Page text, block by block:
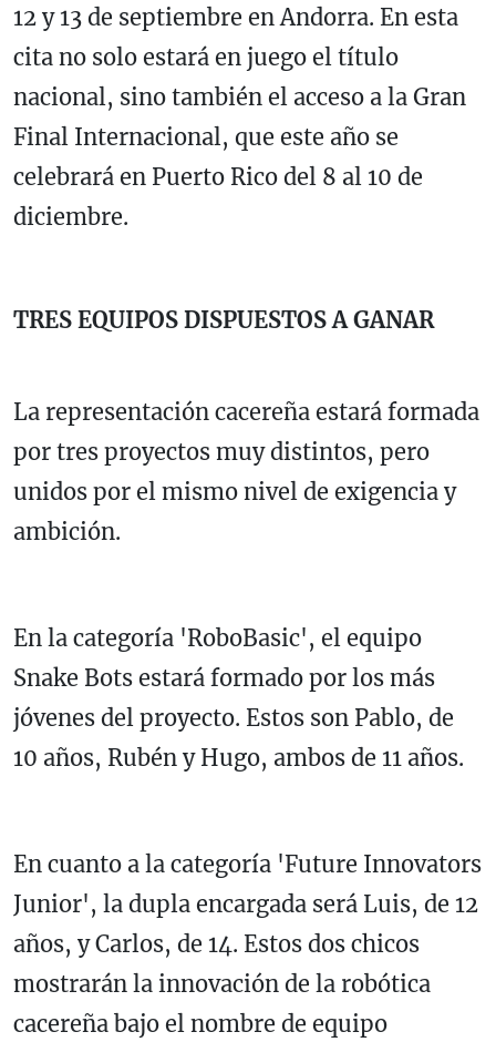
12 y 13 de septiembre en Andorra. En esta
cita no solo estará en juego el título
nacional, sino también el acceso a la Gran
Final Internacional, que este año se
celebrará en Puerto Rico del 8 al 10 de
diciembre.
TRES EQUIPOS DISPUESTOS A GANAR
La representación cacereña estará formada
por tres proyectos muy distintos, pero
unidos por el mismo nivel de exigencia y
ambición.
En la categoría 'RoboBasic', el equipo
Snake Bots estará formado por los más
jóvenes del proyecto. Estos son Pablo, de
10 años, Rubén y Hugo, ambos de 11 años.
En cuanto a la categoría 'Future Innovators
Junior', la dupla encargada será Luis, de 12
años, y Carlos, de 14. Estos dos chicos
mostrarán la innovación de la robótica
cacereña bajo el nombre de equipo